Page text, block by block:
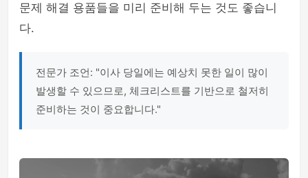
문제 해결 용품들을 미리 준비해 두는 것도 좋습니
다.
전문가 조언: "이사 당일에는 예상치 못한 일이 많이
발생할 수 있으므로, 체크리스트를 기반으로 철저히
준비하는 것이 중요합니다."